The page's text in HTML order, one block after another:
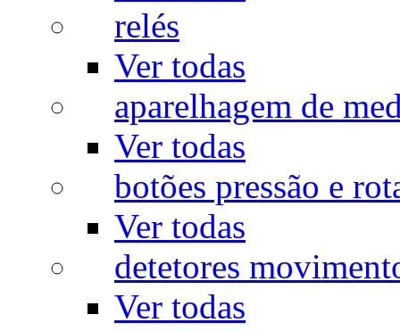
relés
Ver todas
aparelhagem de
Ver todas
botões pressão e
Ver todas
detetores
Ver todas